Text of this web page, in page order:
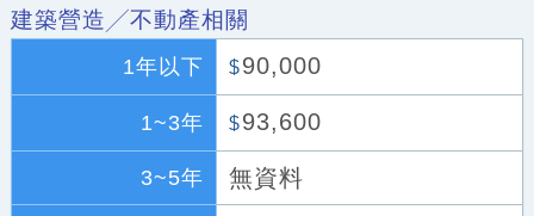
建築營造╱不動產相關
1年以下 $90,000
1~3年 $93,600
3~5年 無資料